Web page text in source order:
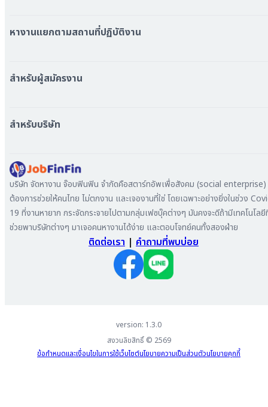
หมวดหมู่บริษัททั้งหมด
หางานแยกตามสถานที่ปฏิบัติงาน
หางาน กรุงเทพมหานคร
หางาน เชียงใหม่
หางาน สมุทรสาคร
หางาน ระยอง
หางาน สมุทรสาหางาน ภูเก็ต
หางาน พระนครศรีอยุธยา
สำหรับผู้สมัครงาน
เข้าสู่ระบบ
สำหรับบริษัท
ลงประกาศรับสมัครงาน
ค้นหาผู้สมัครงาน
ลงโฆษณา
บริษัท จัดหางาน จ๊อบฟินฟิน จำกัดคือสตาร์ทอัพเพื่อสังคม (social
ต้องการช่วยให้คนไทย ไม่ตกงาน และเจองานที่ใช่ โดยเฉพาะอย่างยิ่งในช่วง
19 ที่งานหายาก กระจัดกระจายไปตามกลุ่มเฟซบุ๊คต่างๆ มันคงจะดีถ้ามีเทคโนโล
ช่วยพาบริษัทต่างๆ มาเจอคนหางานได้ง่าย และตอบโจทย์คนทั้งสองฝ่าย
ติดต่อเรา | คำถามที่พบบ่อย
version: 1.3.0
สงวนลิขสิทธิ์ © 2569
ข้อกำหนดและเงื่อนไขในการใช้เว็บไซต์นโยบายความเป็นส่วนตัวนโยบายคุกกี้